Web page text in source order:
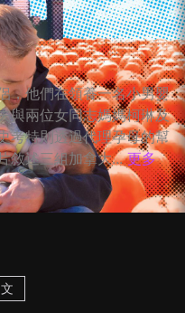
，他們在領養一名小男嬰
與兩位女同志媽媽柯琳及
考特則透過代理孕母的幫
敘述三組加拿大... 更多